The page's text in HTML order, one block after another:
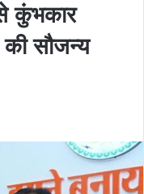
कुंभकार
सौजन्य